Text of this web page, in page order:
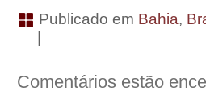
Publicado em Bahia,
Comentários estão